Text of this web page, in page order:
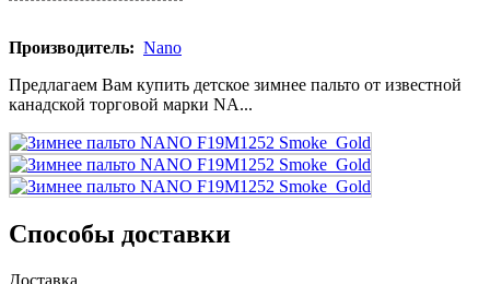
Производитель: Nano
Предлагаем Вам купить детское зимнее пальто от известной
канадской торговой марки NA...
Способы доставки
Доставка